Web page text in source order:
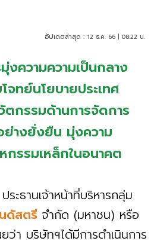
อัปเดตล่าสุด : 12 ธ.ค. 66 | 08:22 น.
งความความเป็นกลาง
จทย์นโยบายประเทศ
กรรมด้านการจัดการ
ย่างยั่งยืน มุ่งความ
รรมเหล็กในอนาคต
ะธานเจ้าหน้าที่บริหารกลุ่ม
ดัสตรี จำกัด (มหาชน) หรือ
ยว่า บริษัทฯได้มีการดำเนินการ